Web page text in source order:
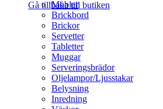
Gå tillbaka till butiken
Möbler
Brickbord
Brickor
Servetter
Tabletter
Muggar
Serveringsbrädor
Oljelampor/Ljusstakar
Belysning
Inredning